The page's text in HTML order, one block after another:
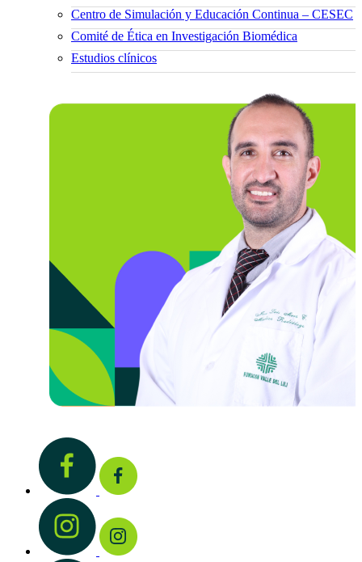
Centro de Simulación y Educación Continua – CESEC
Comité de Ética en Investigación Biomédica
Estudios clínicos